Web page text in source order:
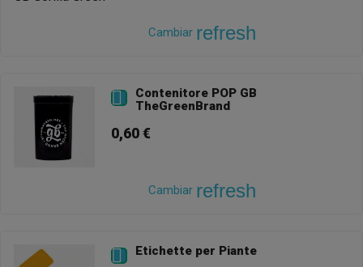
Cambiar refresh

Contenitore POP GB
TheGreenBrand
0,60 €
Cambiar refresh
 Etichette per Piante